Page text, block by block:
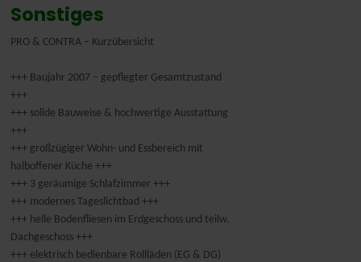
Sonstiges
PRO & CONTRA – Kurzübersicht
+++ Baujahr 2007 – gepflegter Gesamtzustand
+++
+++ solide Bauweise & hochwertige Ausstattung
+++
+++ großzügiger Wohn- und Essbereich mit
halboffener Küche +++
+++ 3 geräumige Schlafzimmer +++
+++ modernes Tageslichtbad +++
+++ helle Bodenfliesen im Erdgeschoss und teilw.
Dachgeschoss +++
+++ elektrisch bedienbare Rollläden (EG & DG)